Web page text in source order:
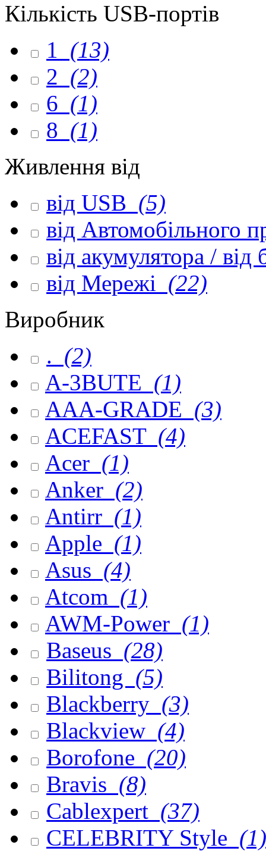
Кількість USB-портів
1 (13)
2 (2)
6 (1)
8 (1)
Живлення від
від USB (5)
від Автомобільного
від акумулятора / від
від Мережі (22)
Виробник
. (2)
A-3BUTE (1)
AAA-GRADE (3)
ACEFAST (4)
Acer (1)
Anker (2)
Antirr (1)
Apple (1)
Asus (4)
Atcom (1)
AWM-Power (1)
Baseus (28)
Bilitong (5)
Blackberry (3)
Blackview (4)
Borofone (20)
Bravis (8)
Cablexpert (37)
CELEBRITY Style (1)